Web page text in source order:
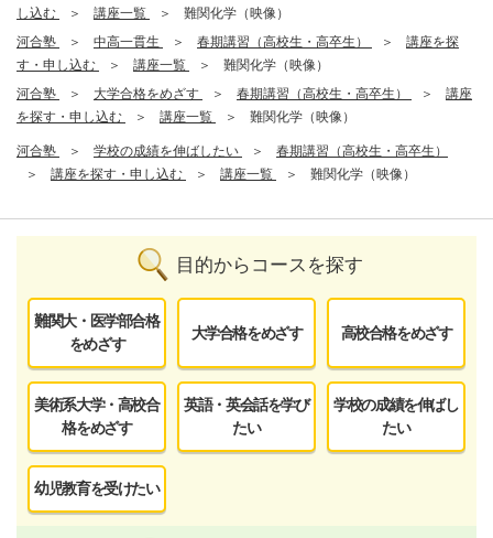
し込む
講座一覧
難関化学（映像）
河合塾
中高一貫生 春期講習（高校生・高卒生）
講座を探
す・申し込む
講座一覧
難関化学（映像）
河合塾
大学合格をめざす 春期講習（高校生・高卒生）
講座
を探す・申し込む
講座一覧 難関化学（映像）
河合塾 学校の成績を伸ばしたい
春期講習（高校生・高卒生）
講座を探す・申し込む
講座一覧 難関化学（映像）
目的からコースを探す
難関大・医学部合格
をめざす
大学合格をめざす 高校合格をめざす
美術系大学・高校合
格をめざす
英語・英会話を学び
たい
学校の成績を伸ばし
たい
幼児教育を受けたい